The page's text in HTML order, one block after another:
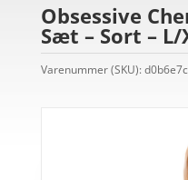
Obsessive
Sæt – Sort – L/
Varenummer (SKU):